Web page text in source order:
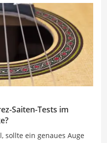
Saiten-Tests im
sollte ein genaues Auge